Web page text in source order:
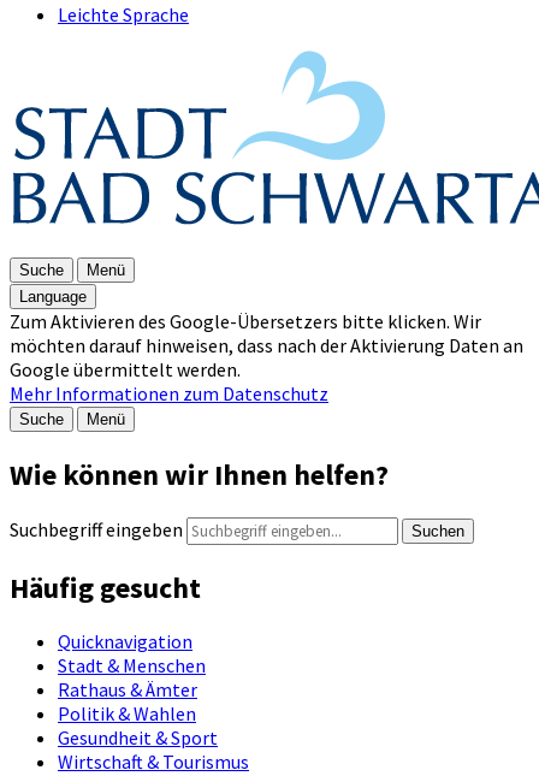
Leichte Sprache
Suche
Menü
Language
Zum Aktivieren des Google-Übersetzers bitte klicken. Wir
möchten darauf hinweisen, dass nach der Aktivierung Daten an
Google übermittelt werden.
Mehr Informationen zum Datenschutz
Suche Menü
Wie können wir Ihnen helfen?
Suchbegriff eingeben Suchen
Häufig gesucht
Quicknavigation
Stadt & Menschen
Rathaus & Ämter
Politik & Wahlen
Gesundheit & Sport
Wirtschaft & Tourismus